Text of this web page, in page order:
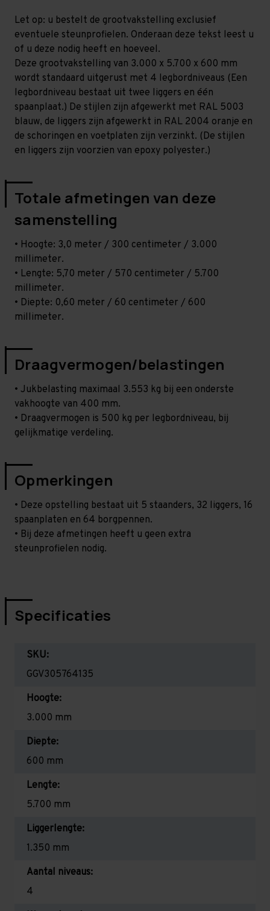
niveaus
GALVA
niveaus
GALVA
Let op: u bestelt de grootvakstelling exclusief
eventuele steunprofielen. Onderaan deze tekst leest u
of u deze nodig heeft en hoeveel.
Deze grootvakstelling van 3.000 x 5.700 x 600 mm
wordt standaard uitgerust met 4 legbordniveaus (Een
legbordniveau bestaat uit twee liggers en één
spaanplaat.) De stijlen zijn afgewerkt met RAL 5003
blauw, de liggers zijn afgewerkt in RAL 2004 oranje en
de schoringen en voetplaten zijn verzinkt. (De stijlen
en liggers zijn voorzien van epoxy polyester.)
Totale afmetingen van deze
samenstelling
• Hoogte: 3,0 meter / 300 centimeter / 3.000
millimeter.
• Lengte: 5,70 meter / 570 centimeter / 5.700
millimeter.
• Diepte: 0,60 meter / 60 centimeter / 600
millimeter.
Draagvermogen/belastingen
• Jukbelasting maximaal 3.553 kg bij een onderste
vakhoogte van 400 mm.
• Draagvermogen is 500 kg per legbordniveau, bij
gelijkmatige verdeling.
Opmerkingen
• Deze opstelling bestaat uit 5 staanders, 32 liggers, 16
spaanplaten en 64 borgpennen.
• Bij deze afmetingen heeft u geen extra
steunprofielen nodig.
Specificaties
SKU:
GGV305764135
Hoogte:
3.000 mm
Diepte:
600 mm
Lengte:
5.700 mm
Liggerlengte:
1.350 mm
Aantal niveaus:
4